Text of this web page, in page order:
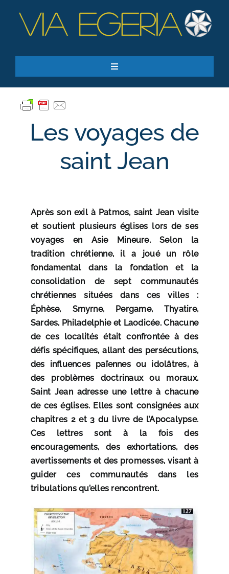
contenu
Toggle
Accueil
Ressources
Qui sommes-nous ?
RECHERCHER:
S’inscrire à la newsletter
Les voyages de
saint Jean
Après son exil à Patmos, saint Jean visite
et soutient plusieurs églises lors de ses
voyages en Asie Mineure. Selon la
tradition chrétienne, il a joué un rôle
fondamental dans la fondation et la
consolidation de sept communautés
chrétiennes situées dans ces villes :
Éphèse, Smyrne, Pergame, Thyatire,
Sardes, Philadelphie et Laodicée.Chacune
de ces localités était confrontée à des
défis spécifiques, allant des persécutions,
des influences païennes ou idolâtres, à
des problèmes doctrinaux ou moraux.
Saint Jean adresse une lettre à chacune
de ces églises. Elles sont consignées aux
chapitres 2 et 3 du livre de l’Apocalypse.
Ces lettres sont à la fois des
encouragements, des exhortations, des
avertissements et des promesses, visant à
guider ces communautés dans les
tribulations qu’elles rencontrent.